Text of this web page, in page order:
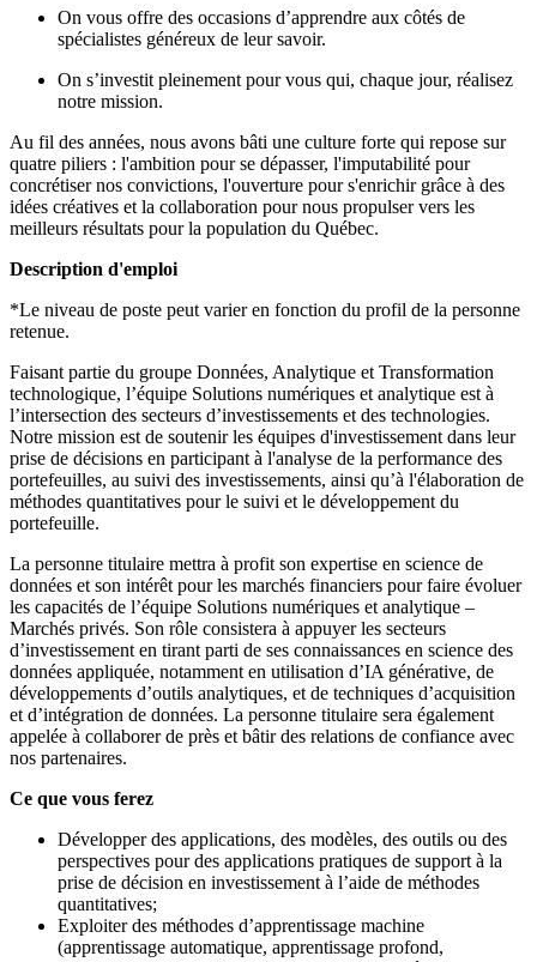
On vous offre des occasions d’apprendre aux côtés de
spécialistes généreux de leur savoir.
On s’investit pleinement pour vous qui, chaque jour, réalisez
notre mission.
Au fil des années, nous avons bâti une culture forte qui repose sur
quatre piliers : l'ambition pour se dépasser, l'imputabilité pour
concrétiser nos convictions, l'ouverture pour s'enrichir grâce à des
idées créatives et la collaboration pour nous propulser vers les
meilleurs résultats pour la population du Québec.
Description d'emploi
*Le niveau de poste peut varier en fonction du profil de la personne
retenue.
Faisant partie du groupe Données, Analytique et Transformation
technologique, l’équipe Solutions numériques et analytique est à
l’intersection des secteurs d’investissements et des technologies.
Notre mission est de soutenir les équipes d'investissement dans leur
prise de décisions en participant à l'analyse de la performance des
portefeuilles, au suivi des investissements, ainsi qu’à l'élaboration de
méthodes quantitatives pour le suivi et le développement du
portefeuille.
La personne titulaire mettra à profit son expertise en science de
données et son intérêt pour les marchés financiers pour faire évoluer
les capacités de l’équipe Solutions numériques et analytique –
Marchés privés. Son rôle consistera à appuyer les secteurs
d’investissement en tirant parti de ses connaissances en science des
données appliquée, notamment en utilisation d’IA générative, de
développements d’outils analytiques, et de techniques d’acquisition
et d’intégration de données. La personne titulaire sera également
appelée à collaborer de près et bâtir des relations de confiance avec
nos partenaires.
Ce que vous ferez
Développer des applications, des modèles, des outils ou des
perspectives pour des applications pratiques de support à la
prise de décision en investissement à l’aide de méthodes
quantitatives;
Exploiter des méthodes d’apprentissage machine
(apprentissage automatique, apprentissage profond,